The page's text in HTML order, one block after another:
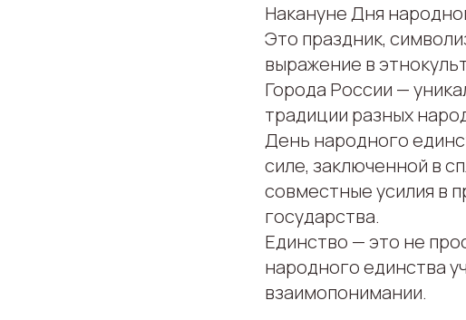
Накануне Дня
Это праздник,
выражение в
Города России —
традиции разных
День народного
силе, заключенной в
совместные усилия в
государства.
Единство — это не
народного единства
взаимопонимании.